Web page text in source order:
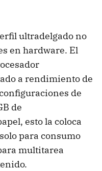
ultradelgado no
en hardware. El
a rendimiento de
de
de
esto la coloca
para consumo
multitarea